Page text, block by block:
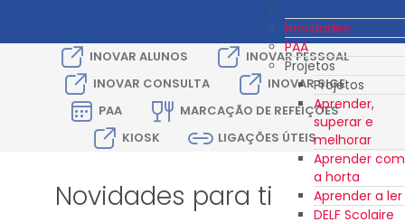
Novidades
PAA
Projetos
Projetos
Aprender,
superar e
melhorar
Aprender com
a horta
Aprender a ler
DELF Scolaire
INOVAR ALUNOS
INOVAR PESSOAL
INOVAR CONSULTA
INOVAR SIGE
PAA
MARCAÇÃO DE REFEIÇÕES
KIOSK
LIGAÇÕES ÚTEIS
Novidades para ti